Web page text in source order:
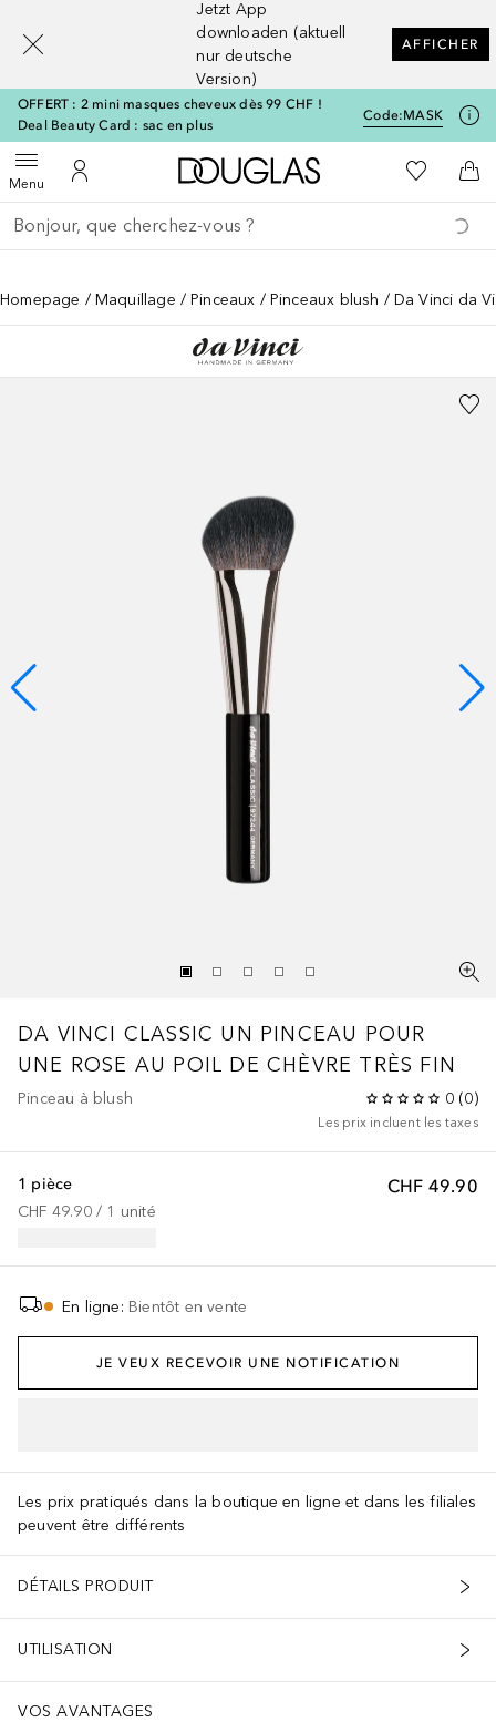
Jetzt App
downloaden (aktuell
nur deutsche
Version)
AFFICHER
OFFERT : 2 mini masques cheveux dès 99 CHF !
Deal Beauty Card : sac en plus
Code:MASK
MenuOuvrir le menuVers Mon Compte
Vers l'accueil Douglas
Vers Ma
Retourner
Exécuter la recherche
Homepage Maquillage Pinceaux Pinceaux blush Da Vinci da
DA VINCI CLASSIC UN PINCEAU POUR
UNE ROSE AU POIL DE CHÈVRE TRÈS FIN
Pinceau à blush 0 (0)
Les prix incluent les taxes
CHF 49.90
1 pièce
CHF 49.90 / 1 unité
En ligne: Bientôt en vente
JE VEUX RECEVOIR UNE NOTIFICATION
Les prix pratiqués dans la boutique en ligne et dans les filiales
peuvent être différents
DÉTAILS PRODUIT
UTILISATION
VOS AVANTAGES
[navigation.slideout.screenreader]